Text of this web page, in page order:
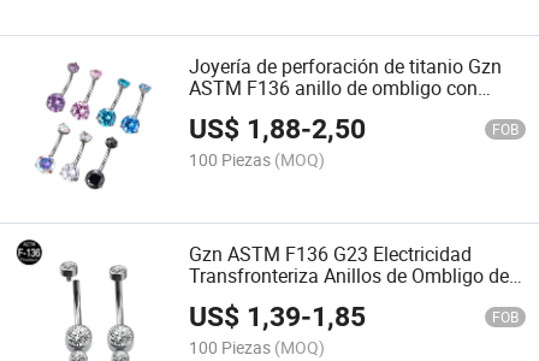
Joyería de perforación de titanio Gzn
ASTM F136 anillo de ombligo con
engaste de dos gemas CZ 14G anillo
de ombligo
US$ 1,88-2,50 FOB
100 Piezas (MOQ)
Gzn ASTM F136 G23 Electricidad
Transfronteriza Anillos de Ombligo de
Circonio Cúbico Anillos de Pezón
Perforación Bory Joyería para Mujeres
US$ 1,39-1,85 FOB
100 Piezas (MOQ)